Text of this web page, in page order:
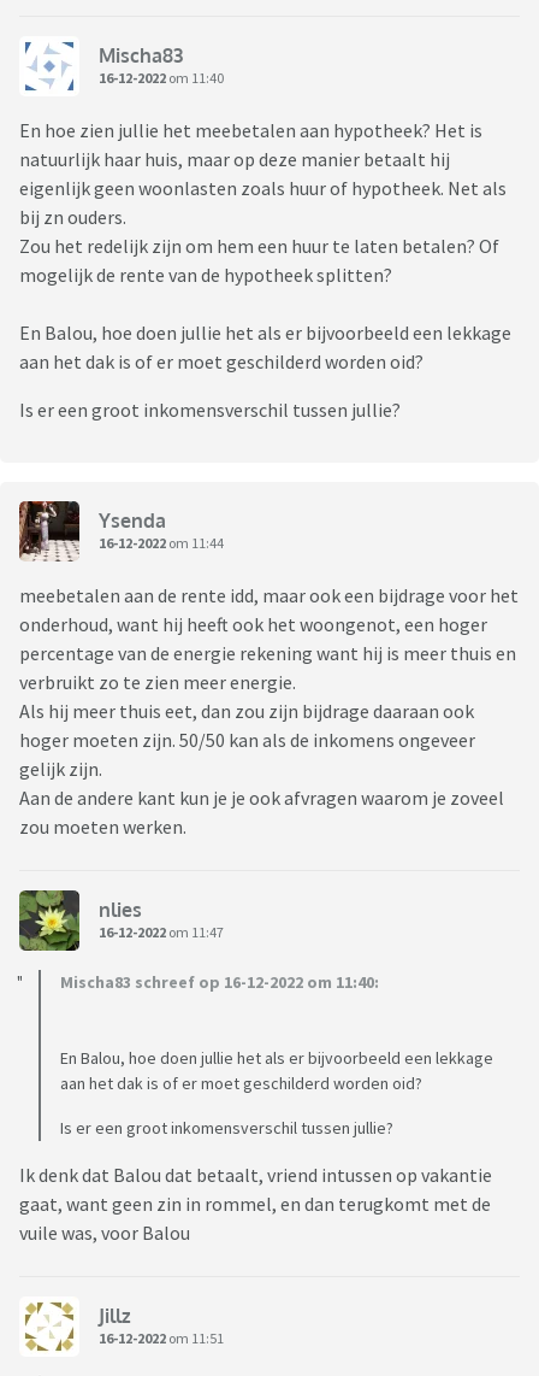
Mischa83
16-12-2022 om 11:40
En hoe zien jullie het meebetalen aan hypotheek? Het is
natuurlijk haar huis, maar op deze manier betaalt hij
eigenlijk geen woonlasten zoals huur of hypotheek. Net als
bij zn ouders.
Zou het redelijk zijn om hem een huur te laten betalen? Of
mogelijk de rente van de hypotheek splitten?
En Balou, hoe doen jullie het als er bijvoorbeeld een lekkage
aan het dak is of er moet geschilderd worden oid?
Is er een groot inkomensverschil tussen jullie?
Ysenda
16-12-2022 om 11:44
meebetalen aan de rente idd, maar ook een bijdrage voor het
onderhoud, want hij heeft ook het woongenot, een hoger
percentage van de energie rekening want hij is meer thuis en
verbruikt zo te zien meer energie.
Als hij meer thuis eet, dan zou zijn bijdrage daaraan ook
hoger moeten zijn. 50/50 kan als de inkomens ongeveer
gelijk zijn.
Aan de andere kant kun je je ook afvragen waarom je zoveel
zou moeten werken.
nlies
16-12-2022 om 11:47
Mischa83 schreef op 16-12-2022 om 11:40:
En Balou, hoe doen jullie het als er bijvoorbeeld een lekkage
aan het dak is of er moet geschilderd worden oid?
Is er een groot inkomensverschil tussen jullie?
Ik denk dat Balou dat betaalt, vriend intussen op vakantie
gaat, want geen zin in rommel, en dan terugkomt met de
vuile was, voor Balou
Jillz
16-12-2022 om 11:51